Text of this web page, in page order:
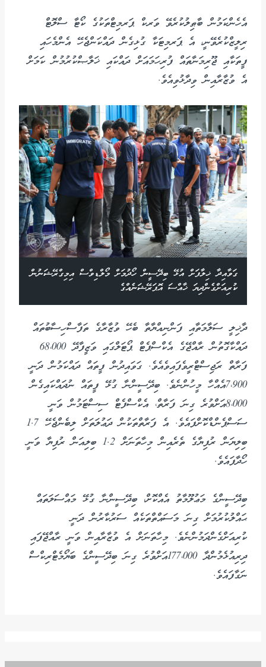
އެހެންކަމުން ބާޠިލުކުރެވޭ ވަރކް ޕަރމިޓްތަކުގެ ކޯޓާ ސްލޮޓް
ރިލީޒްކުރެވޭނީ، އެ ޕަރމިޓަކާ ގުޅިގެން ދައްކަންޖެހޭ އެންމެހައި
ފީތަކާއި ޖޫރިމަނާތައް ފުރިހަމައަށް ދައްކައި ޚަލާޞްކުރުމުން ކަމަށް
އެ ވުޒާރާއިން ވިދާޅުވިއެވެ.
ގަވާއިދާ ޚިލާފަށް އުޅޭ ބިދޭސީން ހޯދުމަށް މޯލްޑިވްސް އިމިގްރޭޝަނުން
ކުރިއަށްގެންދިޔަ ޚާއްސަ އޮޕަރޭޝަނެއްގެ
ދާޚިލީ ސަލާމަތާއި ފަންނިއްޔާތާ ބެހޭ ވުޒާރާގެ ތަފާސްހިސާބުތައް
ދައްކާގޮތުން ރާއްޖޭގެ އެކްސްޕެޓް ޕޯޓަލްގައި ވަޒީފާދޭ 68،000
ފަރާތް ރަޖިސްޓްރީވެފައިވެއެވެ. ގަވައިދުން ފީތައް ދައްކަމުން ދަނީ
7،900އެއްހާ މީހުންނެވެ. ބިދޭސީންނާ ގުޅޭ ފީތައް ނުދައްކައިގެން
8،000އަށްވުރެ ގިނަ ފަރާތް، އެކްސްފެޓް ސިސްޓަމުން ވަނީ
ސަސްޕެންޑްކޮށްފައެވެ. އެ ފަރާތްތަކުން ދަޢުލަތަށް ލިބެންޖެހޭ 1.7
ބިލިޔަން ރުފިޔާގެ ތެރެއިން މިހާތަނަށް 1.2 ބިލިއަން ރުފިޔާ ވަނީ
ހޯދާފައެވެ.
ބިދޭސީންގެ މަޢުލޫމާތު އެއްކޮށް، ބިދޭސީންނާ ގުޅޭ މައްސަލަތައް
ޙައްލުކުރުމަށް ގިނަ މަސައްތްތަކެއް ސަރުކާރުން ދަނީ
ކުރިއަށްގެންދަމުންނެވެ. މިހާތަނަށް އެ ވުޒާރާއިން ވަނީ ރާއްޖޭފައި
ދިރިއުޅެމުންދާ 177،000އަށްވުރެ ގިނަ ބިދޭސީންގެ ބަޔޯމެޓްރިކްސް
ނަގާފައެވެ.